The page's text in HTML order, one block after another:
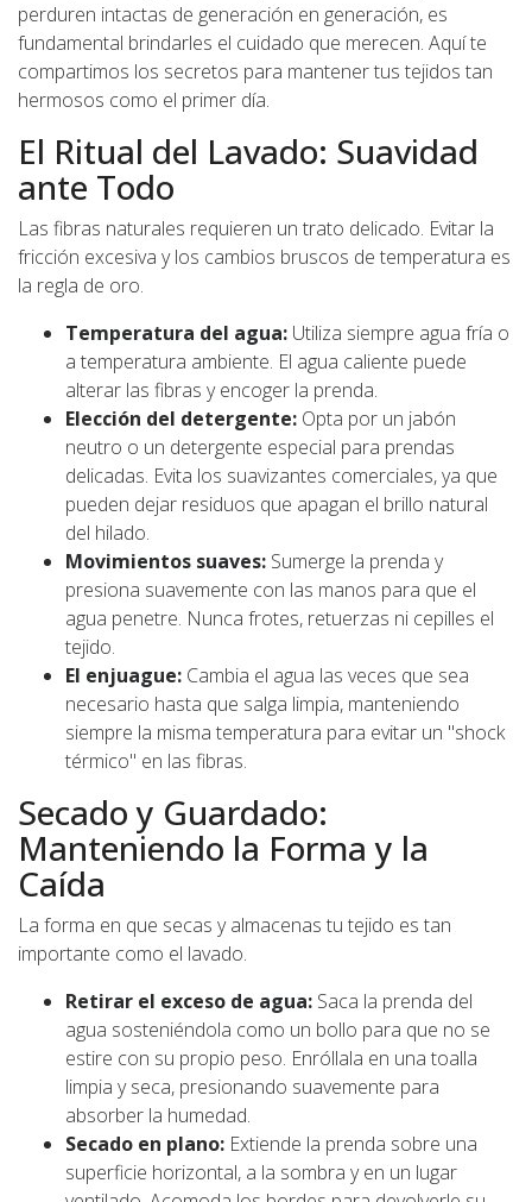
perduren intactas de generación en generación, es
fundamental brindarles el cuidado que merecen. Aquí te
compartimos los secretos para mantener tus tejidos tan
hermosos como el primer día.
El Ritual del Lavado: Suavidad
ante Todo
Las fibras naturales requieren un trato delicado. Evitar la
fricción excesiva y los cambios bruscos de temperatura es
la regla de oro.
Temperatura del agua: Utiliza siempre agua fría o
a temperatura ambiente. El agua caliente puede
alterar las fibras y encoger la prenda.
Elección del detergente: Opta por un jabón
neutro o un detergente especial para prendas
delicadas. Evita los suavizantes comerciales, ya que
pueden dejar residuos que apagan el brillo natural
del hilado.
Movimientos suaves: Sumerge la prenda y
presiona suavemente con las manos para que el
agua penetre. Nunca frotes, retuerzas ni cepilles el
tejido.
El enjuague: Cambia el agua las veces que sea
necesario hasta que salga limpia, manteniendo
siempre la misma temperatura para evitar un "shock
térmico" en las fibras.
Secado y Guardado:
Manteniendo la Forma y la
Caída
La forma en que secas y almacenas tu tejido es tan
importante como el lavado.
Retirar el exceso de agua: Saca la prenda del
agua sosteniéndola como un bollo para que no se
estire con su propio peso. Enróllala en una toalla
limpia y seca, presionando suavemente para
absorber la humedad.
Secado en plano: Extiende la prenda sobre una
superficie horizontal, a la sombra y en un lugar